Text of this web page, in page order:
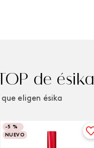
de ésika
eligen ésika
-5 %
NUEVO